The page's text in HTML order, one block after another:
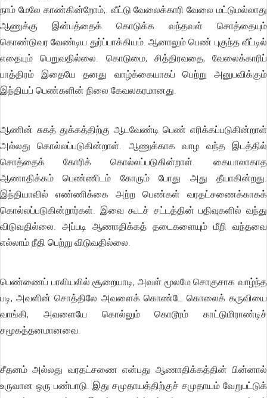
நாம் மேலே காண்கின்றோம்;. வீட்டு வேலைக்காரி வேலை மட்டுமல்லாது
ஆணுக்கு இன்பத்தைக் கொடுக்க வந்தவள் சொத்தையும்
கொண்டுவர வேண்டிய துர்ப்பாக்கியம். ஆனாலும் பெண் புகுந்த வீட்டில்
எதையும் பெறுவதில்லை. கொடுமை, சித்திரவதை, வேலைக்காரிப்
பாத்திரம் இதையே தனது வாழ்க்கையாகப் பெற்று அனுபவிக்கும்
இந்தியப் பெண்களின் நிலை கேவலகரமானது.
ஆணின் சுகத் துக்கத்திற்கு ஆடவேண்டி பெண் எரிக்கப்படுகின்றாள்
அல்லது கொல்லப்படுகின்றாள். ஆணுக்காக வாழ வந்த இடத்தில்
சொத்தைக் கோரிக் கொல்லப்படுகின்றாள். கையாலாகாத
ஆணாதிக்கம் பெண்ணிடம் கோரும் போது அது தீயாகின்றது.
இந்தியாவில் எண்ணிக்கை அற்ற பெண்கள் வரதட்சணைக்காகக்
கொல்லப்படுகின்றார்கள். இவை கூடச் சட்டத்தின் பதிவுகளில் வந்து
விடுவதில்லை. அப்படி ஆணாதிக்கத் தடைகளையும் மீறி வந்தவை
எல்லாம் நீதி பெற்று விடுவதில்லை.
பெண்ணைப் பாலியலில் சூறையாடி, அவள் மூலமே சொகுசாக வாழ்ந்த
படி, அவளின் சொத்திலே அவளைக் கொண்டே கொலைக் கருவியை
வாங்கி, அவளையே கொல்லும் கொடூரம் காட்டுமிராண்டிச்
சமூகத்தனமானவை.
சீதனம் அல்லது வரதட்சணை என்பது ஆணாதிக்கத்தின் பின்னால்
உருவான ஒரு பண்பாடு. இது சமுதாயத்திற்குச் சமுதாயம் வேறுபட்டுக்